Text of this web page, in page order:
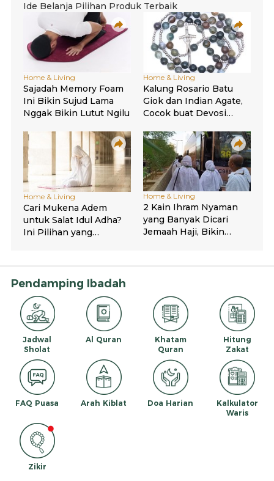
Pendamping Ibadah
Jadwal
Sholat
Al Quran
Khatam
Quran
Hitung
Zakat
FAQ Puasa Arah Kiblat Doa Harian
Kalkulator
Waris
Zikir